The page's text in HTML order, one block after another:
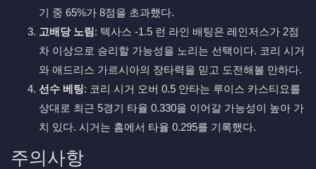
기 중 65%가 8점을 초과했다.
고배당 노림: 텍사스 -1.5 런 라인 배팅은 레인저스가 2점
차 이상으로 승리할 가능성을 노리는 선택이다. 코리 시거
와 애드리스 가르시아의 장타력을 믿고 도전해볼 만하다.
선수 베팅: 코리 시거 오버 0.5 안타는 루이스 카스티요를
상대로 최근 5경기 타율 0.330을 이어갈 가능성이 높아 가
치 있다. 시거는 홈에서 타율 0.295를 기록했다.
주의사항